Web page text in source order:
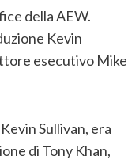
della AEW.
Kevin
esecutivo Mike
Sullivan, era
di Tony Khan,